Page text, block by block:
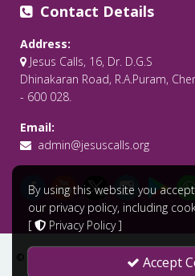
Contact Details
Address:
Jesus Calls, 16, Dr. D.G.S
Dhinakaran Road, R.A.Puram,
- 600 028.
Email:
admin@jesuscalls.org
© 2026 All Rights Reserved .Jesus
By using this website you
our privacy policy, including
[
Privacy Policy]
Accept